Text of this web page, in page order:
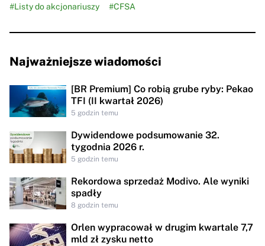
#Listy do akcjonariuszy #CFSA
Najważniejsze wiadomości
[BR Premium] Co robią grube ryby: Pekao
TFI (II kwartał 2026)
5 godzin temu
Dywidendowe podsumowanie 32.
tygodnia 2026 r.
5 godzin temu
Rekordowa sprzedaż Modivo. Ale wyniki
spadły
8 godzin temu
Orlen wypracował w drugim kwartale 7,7
mld zł zysku netto